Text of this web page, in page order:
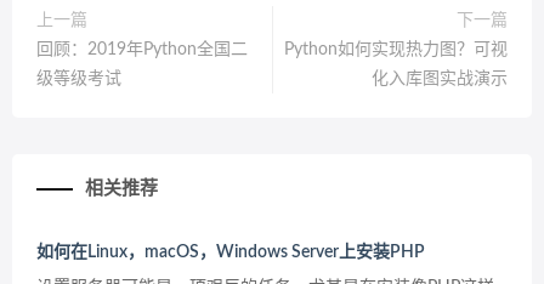
上一篇
回顾：2019年Python全国二
级等级考试
下一篇
Python如何实现热力图？可视
化入库图实战演示
相关推荐
如何在Linux，macOS，Windows Server上安装PHP